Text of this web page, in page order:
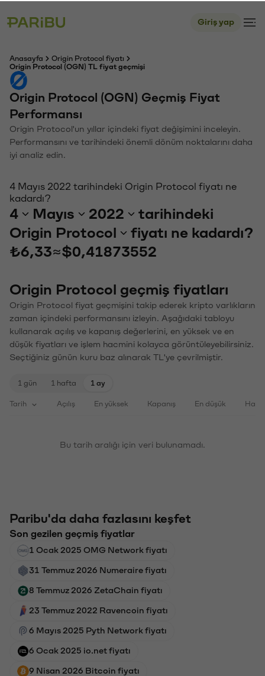
Giriş yap
Anasayfa
Origin Protocol fiyatı
Origin Protocol (OGN) TL fiyat geçmişi
Origin Protocol (OGN) Geçmiş Fiyat
Performansı
Origin Protocol'un yıllar içindeki fiyat değişimini inceleyin.
Performansını ve tarihindeki önemli dönüm noktalarını daha
iyi analiz edin.
4 Mayıs 2022 tarihindeki Origin Protocol fiyatı ne
kadardı?
4 Mayıs 2022
tarihindeki
Origin Protocol
fiyatı ne kadardı?
₺6,33≈$0,41873552
Origin Protocol geçmiş fiyatları
Origin Protocol fiyat geçmişini takip ederek kripto varlıkların
zaman içindeki performansını izleyin. Aşağıdaki tabloyu
kullanarak açılış ve kapanış değerlerini, en yüksek ve en
düşük fiyatları ve işlem hacmini kolayca görüntüleyebilirsiniz.
Seçtiğiniz günün kuru baz alınarak TL'ye çevrilmiştir.
1 gün 1 hafta 1 ay
Tarih Açılış En yüksek Kapanış En düşük
Bu tarih aralığı için veri bulunamadı.
Paribu'da daha fazlasını keşfet
Son gezilen geçmiş fiyatlar
1 Ocak 2025 OMG Network fiyatı
31 Temmuz 2026 Numeraire fiyatı
8 Temmuz 2026 ZetaChain fiyatı
23 Temmuz 2022 Ravencoin fiyatı
6 Mayıs 2025 Pyth Network fiyatı
6 Ocak 2025 io.net fiyatı
9 Nisan 2026 Bitcoin fiyatı